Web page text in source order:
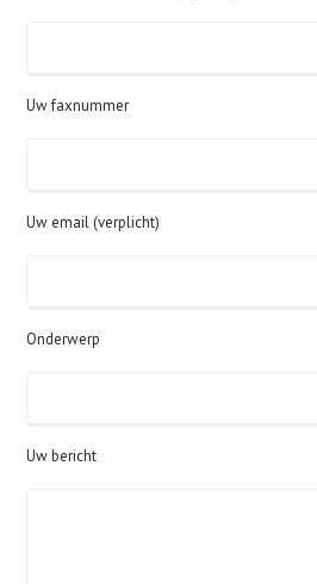
Uw faxnummer
Uw email (verplicht)
Onderwerp
Uw bericht